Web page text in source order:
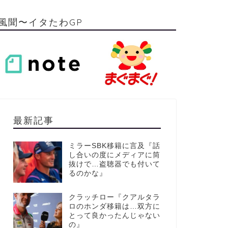
聞〜イタたわGP
最新記事
ミラーSBK移籍に言及『話
し合いの度にメディアに筒
抜けで…盗聴器でも付いて
るのかな』
クラッチロー『クアルタラ
ロのホンダ移籍は…双方に
とって良かったんじゃない
の』